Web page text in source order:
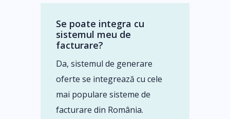
Se poate integra cu
sistemul meu de
facturare?
Da, sistemul de generare
oferte se integrează cu cele
mai populare sisteme de
facturare din România.